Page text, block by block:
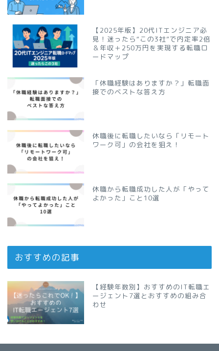
【2025年版】20代ITエンジニア必
見！迷ったら“この3社”で内定率2倍
＆年収＋250万円を実現する転職ロ
ードマップ
「休職経験はありますか？」転職面
接でのベストな答え方
休職後に転職したいなら「リモート
ワーク可」の会社を狙え！
休職から転職成功した人が「やって
よかった」こと10選
おすすめの記事
【経験年数別】おすすめのIT転職エ
ージェント7選とおすすめの組み合
わせ